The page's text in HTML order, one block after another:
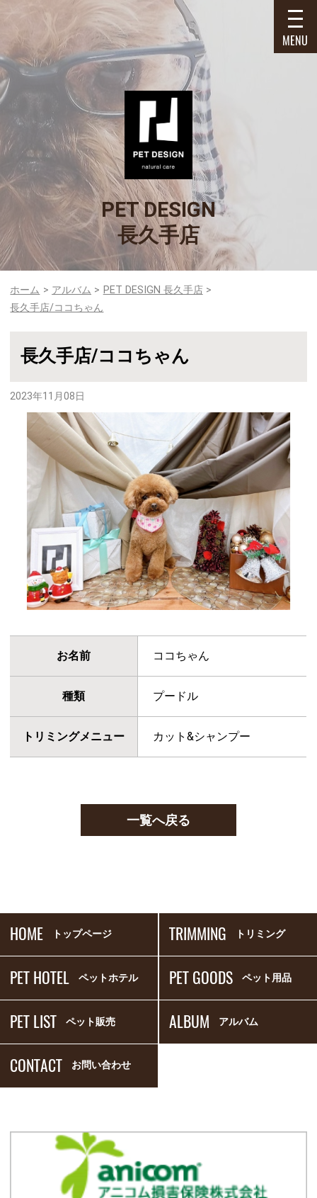
PET DESIGN
長久手店
MENU
ホーム アルバム
PET DESIGN 長久手店
長久手店/ココちゃん
長久手店/ココちゃん
2023年11月08日
お名前 ココちゃん
種類 プードル
トリミングメニュー カット&シャンプー
一覧へ戻る
HOME トップページ TRIMMING トリミング
PET HOTEL ペットホテル PET GOODS ペット用品
PET LIST ペット販売 ALBUM アルバム
CONTACT お問い合わせ